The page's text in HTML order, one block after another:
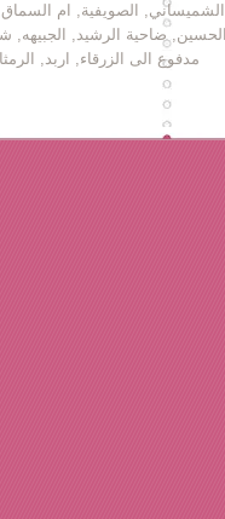
الشميساني, الصويفية, ام
ضاحية الرشيد, الجبيهه,
مدفوع الى الزرقاء, اربد,